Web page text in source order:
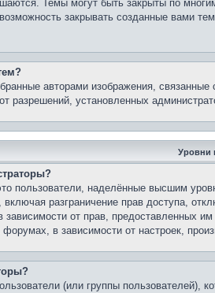
Темы могут быть закрыты по
закрывать созданные вами
авторами изображения,
разрешений, установленных
Уровни
пользователи, наделённые высшим
разграничение прав доступа,
зависимости от прав, предоставленных
в зависимости от настроек,
(или группы пользователей),